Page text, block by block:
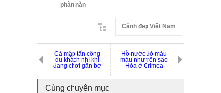
phàn nàn
Cảnh đẹp Việt Nam
Cá mập tấn công
du khách nhí khi
đang chơi gần bờ
Hồ nước đỏ màu
máu như trên sao
Hỏa ở Crimea
Cùng chuyên mục